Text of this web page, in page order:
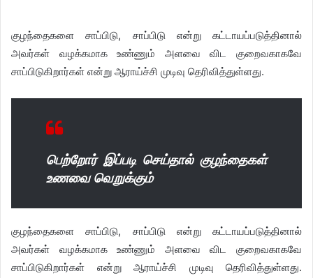
குழந்தைகளை சாப்பிடு, சாப்பிடு என்று கட்டாயப்படுத்தினால்
அவர்கள் வழக்கமாக உண்ணும் அளவை விட குறைவகாகவே
சாப்பிடுகிறார்கள் என்று ஆராய்ச்சி முடிவு தெரிவித்துள்ளது.
பெற்றோர் இப்படி செய்தால் குழந்தைகள்
உணவை வெறுக்கும்
குழந்தைகளை சாப்பிடு, சாப்பிடு என்று கட்டாயப்படுத்தினால்
அவர்கள் வழக்கமாக உண்ணும் அளவை விட குறைவகாகவே
சாப்பிடுகிறார்கள் என்று ஆராய்ச்சி முடிவு தெரிவித்துள்ளது.